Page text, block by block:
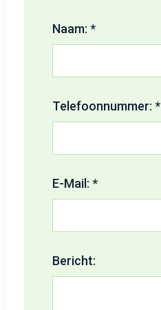
Naam: *
Telefoonnummer: *
E-Mail: *
Bericht: